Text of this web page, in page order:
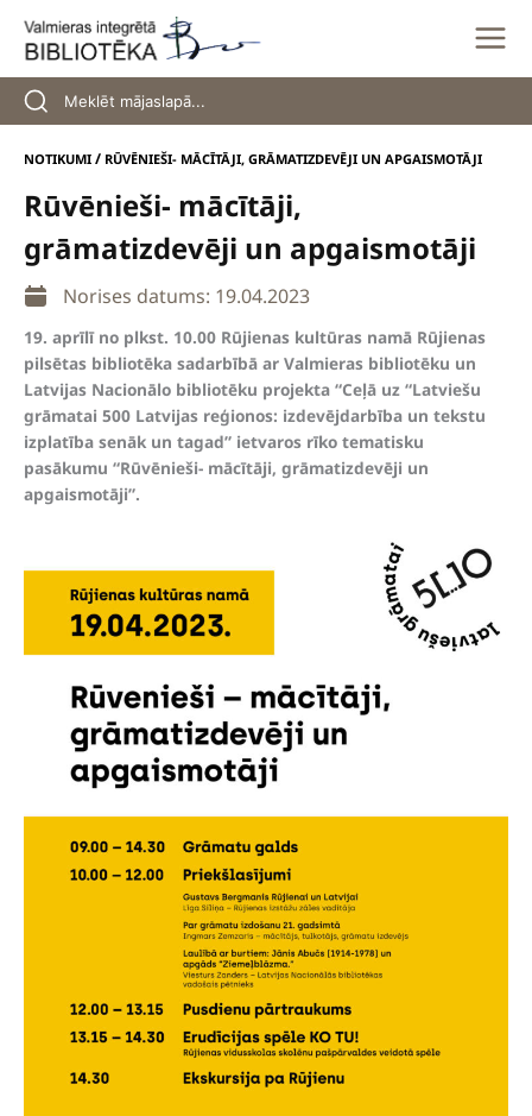
content
NOTIKUMI / RŪVĒNIEŠI- MĀCĪTĀJI, GRĀMATIZDEVĒJI UN APGAISMOTĀJI
Rūvēnieši- mācītāji,
grāmatizdevēji un apgaismotāji
Norises datums: 19.04.2023
19. aprīlī no plkst. 10.00 Rūjienas kultūras namā Rūjienas
pilsētas bibliotēka sadarbībā ar Valmieras bibliotēku un
Latvijas Nacionālo bibliotēku projekta “Ceļā uz “Latviešu
grāmatai 500 Latvijas reģionos: izdevējdarbība un tekstu
izplatība senāk un tagad” ietvaros rīko tematisku
pasākumu “Rūvēnieši- mācītāji, grāmatizdevēji un
apgaismotāji”.